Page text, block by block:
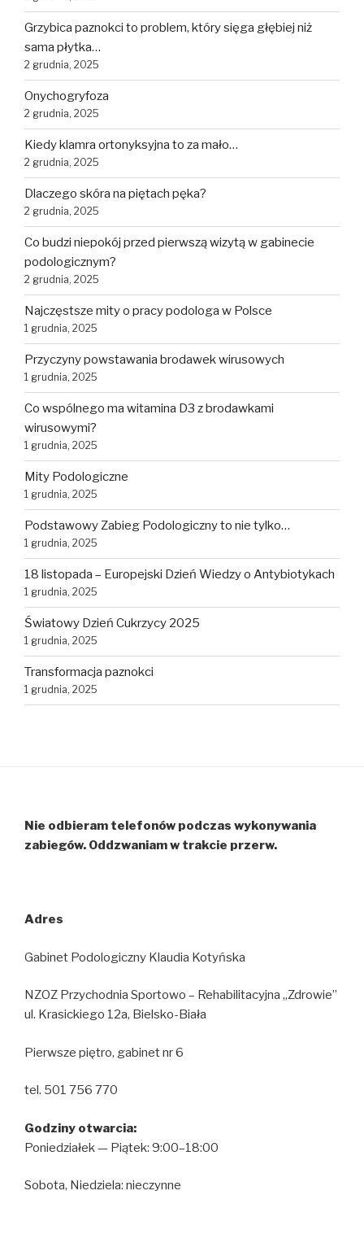
Grzybica paznokci to problem, który sięga głębiej niż
sama płytka…
2 grudnia, 2025
Onychogryfoza
2 grudnia, 2025
Kiedy klamra ortonyksyjna to za mało…
2 grudnia, 2025
Dlaczego skóra na piętach pęka?
2 grudnia, 2025
Co budzi niepokój przed pierwszą wizytą w gabinecie
podologicznym?
2 grudnia, 2025
Najczęstsze mity o pracy podologa w Polsce
1 grudnia, 2025
Przyczyny powstawania brodawek wirusowych
1 grudnia, 2025
Co wspólnego ma witamina D3 z brodawkami
wirusowymi?
1 grudnia, 2025
Mity Podologiczne
1 grudnia, 2025
Podstawowy Zabieg Podologiczny to nie tylko…
1 grudnia, 2025
18 listopada – Europejski Dzień Wiedzy o Antybiotykach
1 grudnia, 2025
Światowy Dzień Cukrzycy 2025
1 grudnia, 2025
Transformacja paznokci
1 grudnia, 2025
Nie odbieram telefonów podczas wykonywania
zabiegów. Oddzwaniam w trakcie przerw.
Adres
Gabinet Podologiczny Klaudia Kotyńska
NZOZ Przychodnia Sportowo – Rehabilitacyjna „Zdrowie”
ul. Krasickiego 12a, Bielsko-Biała
Pierwsze piętro, gabinet nr 6
tel. 501 756 770
Godziny otwarcia:
Poniedziałek — Piątek: 9:00–18:00
Sobota, Niedziela: nieczynne